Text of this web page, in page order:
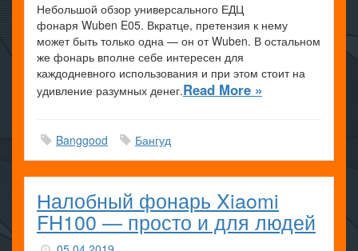
Небольшой обзор универсального ЕДЦ
фонаря Wuben E05. Вкратце, претензия к нему
может быть только одна — он от Wuben. В остальном
же фонарь вполне себе интересен для
каждодневного использования и при этом стоит на
удивление разумных денег.Read More »
Banggood Бангуд
Налобный фонарь Xiaomi
FH100 — просто и для людей